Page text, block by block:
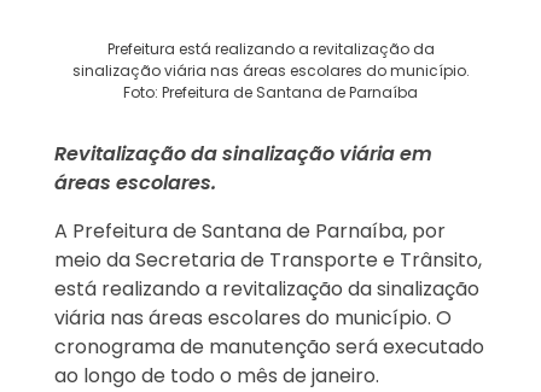
Prefeitura está realizando a revitalização da
sinalização viária nas áreas escolares do município.
Foto: Prefeitura de Santana de Parnaíba
Revitalização da sinalização viária em
áreas escolares.
A Prefeitura de Santana de Parnaíba, por
meio da Secretaria de Transporte e Trânsito,
está realizando a revitalização da sinalização
viária nas áreas escolares do município. O
cronograma de manutenção será executado
ao longo de todo o mês de janeiro.